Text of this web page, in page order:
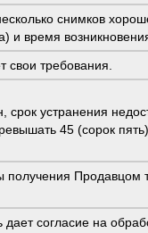
снимков
и время
свои требования.
срок устранения
45 (сорок
получения Продавцом
согласие на